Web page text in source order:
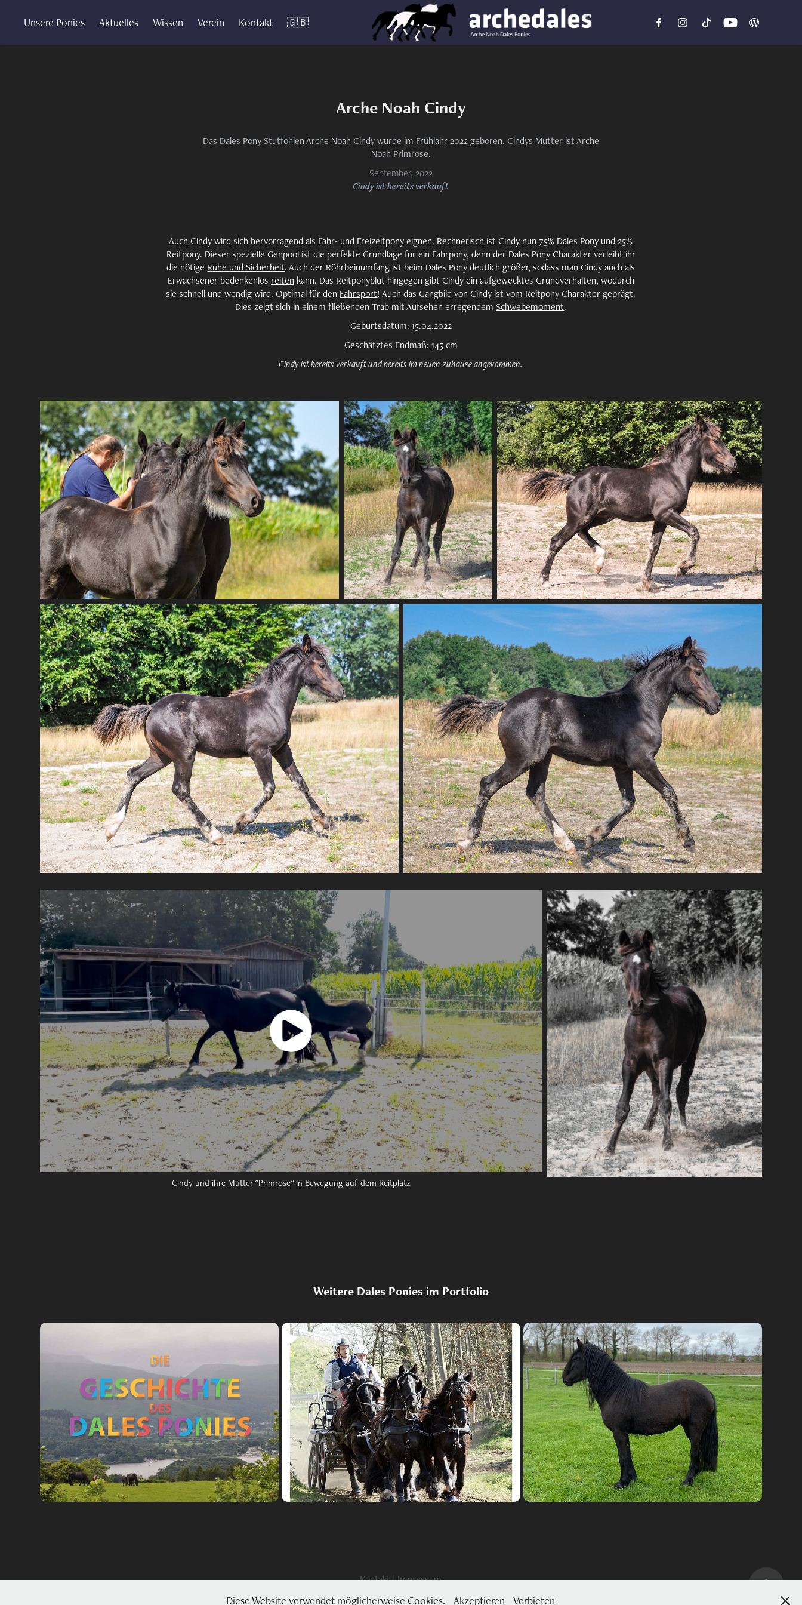
Unsere Ponies Aktuelles Wissen Verein Kontakt 🇬🇧
Arche Noah Cindy
Das Dales Pony Stutfohlen Arche Noah Cindy wurde im Frühjahr 2022 geboren. Cindys Mutter ist Arche
Noah Primrose.
September, 2022
Cindy ist bereits verkauft
Auch Cindy wird sich hervorragend als Fahr- und Freizeitponyeignen. Rechnerisch ist Cindy nun 75% Dales Pony und 25%
Reitpony. Dieser spezielle Genpool ist die perfekte Grundlage für ein Fahrpony, denn der Dales Pony Charakter verleiht ihr
die nötige Ruhe und Sicherheit. Auch der Röhrbeinumfang ist beim Dales Pony deutlich größer, sodass man Cindy auch als
Erwachsener bedenkenlos reiten kann. Das Reitponyblut hingegen gibt Cindy ein aufgewecktes Grundverhalten, wodurch
sie schnell und wendig wird. Optimal für den Fahrsport! Auch das Gangbild von Cindy ist vom Reitpony Charakter geprägt.
Dies zeigt sich in einem fließenden Trab mit Aufsehen erregendemSchwebemoment.
Geburtsdatum: 15.04.2022
Geschätztes Endmaß: 145 cm
Cindy ist bereits verkauft und bereits im neuen zuhause angekommen.
Cindy und ihre Mutter "Primrose" in Bewegung auf dem Reitplatz
Weitere Dales Ponies im Portfolio
Die Geschichte des Dales Ponies
2022
Ursprung und Einsatz
Über das Dales Pony - Geschichte
Arche Noah Castlewood
2000
Turnierpony
Woody hat ein neues Zuhause gefunden
Arche Noah Kateness
2021
Partbred-Stute
Bereits verkauft
Kontakt|Impressum
Diese Website verwendet möglicherweise Cookies. Akzeptieren Verbieten